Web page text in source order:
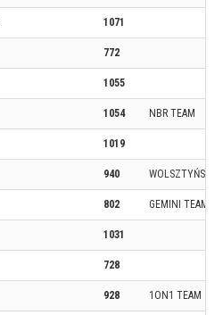
1071
772
1055
1054 NBR TEAM
1019
940 WOLSZTYŃSKI
802 GEMINI TEAM
1031
728
928 1ON1 TEAM